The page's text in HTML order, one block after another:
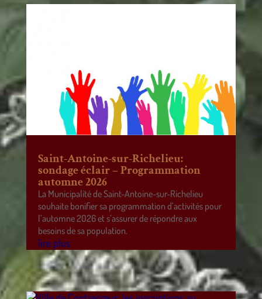
Saint-Antoine-sur-Richelieu:
sondage éclair – Programmation
automne 2026
La Municipalité de Saint-Antoine-sur-Richelieu
souhaite bonifier sa programmation d’activités pour
l’automne 2026 et s’assurer de répondre aux
besoins de sa population.
lire plus